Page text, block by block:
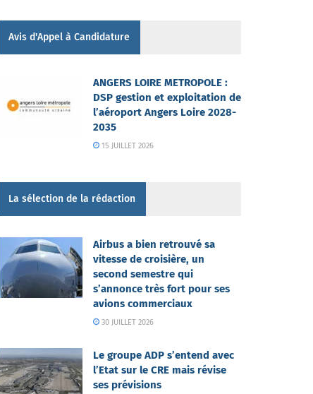
Avis d'Appel à Candidature
ANGERS LOIRE METROPOLE :
DSP gestion et exploitation de
l’aéroport Angers Loire 2028-
2035
15 JUILLET 2026
La sélection de la rédaction
Airbus a bien retrouvé sa
vitesse de croisière, un
second semestre qui
s’annonce très fort pour ses
avions commerciaux
30 JUILLET 2026
Le groupe ADP s’entend avec
l’Etat sur le CRE mais révise
ses prévisions